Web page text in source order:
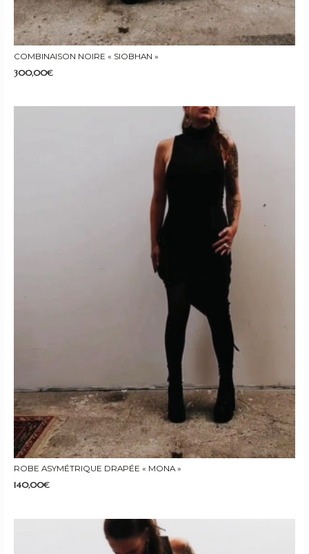
COMBINAISON NOIRE « SIOBHAN »
300,00€
ROBE ASYMÉTRIQUE DRAPÉE « MONA »
140,00€